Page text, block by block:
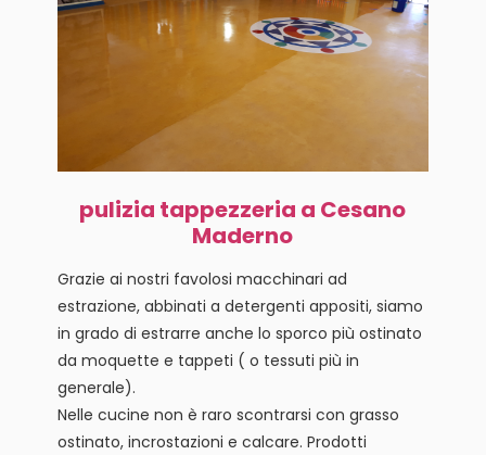
pulizia tappezzeria a Cesano
Maderno
Grazie ai nostri favolosi macchinari ad
estrazione, abbinati a detergenti appositi, siamo
in grado di estrarre anche lo sporco più ostinato
da moquette e tappeti ( o tessuti più in
generale).
Nelle cucine non è raro scontrarsi con grasso
ostinato, incrostazioni e calcare. Prodotti